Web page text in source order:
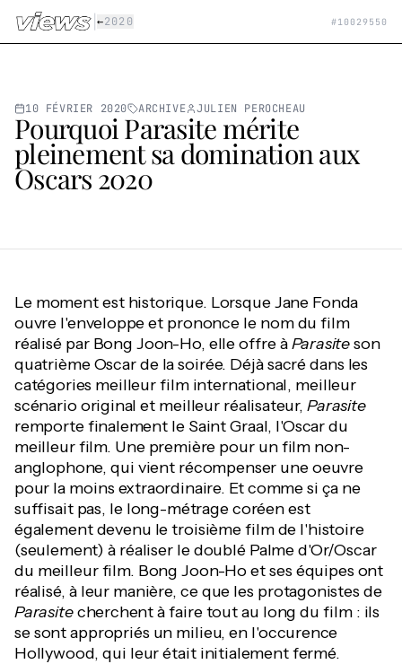
Aller au contenu principal
←2020 # 10029550
10 FÉVRIER 2020 ARCHIVE JULIEN PEROCHEAU
Pourquoi Parasite mérite
pleinement sa domination aux
Oscars 2020
Le moment est historique. Lorsque Jane Fonda
ouvre l'enveloppe et prononce le nom du film
réalisé par Bong Joon-Ho, elle offre àParasiteson
quatrième Oscar de la soirée. Déjà sacré dans les
catégories meilleur film international, meilleur
scénario original et meilleur réalisateur,Parasite
remporte finalement le Saint Graal, l'Oscar du
meilleur film. Une première pour un film non-
anglophone, qui vient récompenser une oeuvre
pour la moins extraordinaire. Et comme si ça ne
suffisait pas, le long-métrage coréen est
également devenu le troisième film de l'histoire
(seulement) à réaliser le doublé Palme d'Or/Oscar
du meilleur film. Bong Joon-Ho et ses équipes ont
réalisé, à leur manière, ce que les protagonistes de
Parasitecherchent à faire tout au long du film : ils
se sont appropriés un milieu, en l'occurence
Hollywood, qui leur était initialement fermé.